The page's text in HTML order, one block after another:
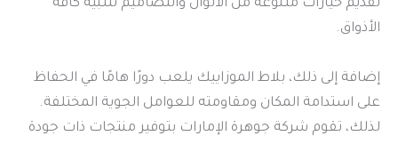
تقديم خيارات متنوعة من الألوان والتصاميم لتلبية كافة
الأذواق.
إضافة إلى ذلك، بلاط الموزاييك يلعب دورًا هامًا في الحفاظ
على استدامة المكان ومقاومته للعوامل الجوية المختلفة.
لذلك، تقوم شركة جوهرة الإمارات بتوفير منتجات ذات جودة